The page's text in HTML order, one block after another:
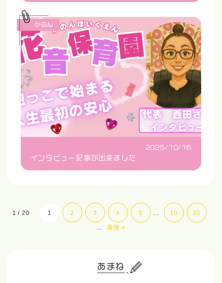
2025/10/16
インタビュー記事が出来ました
かのん
1 / 20 1 2 3 4 5 ... 10 20
... 最後 »
あまね